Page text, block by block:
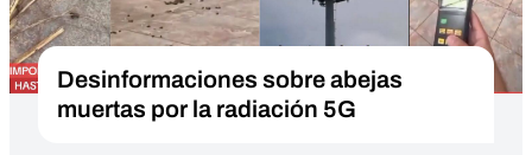
Desinformaciones sobre abejas
muertas por la radiación 5G